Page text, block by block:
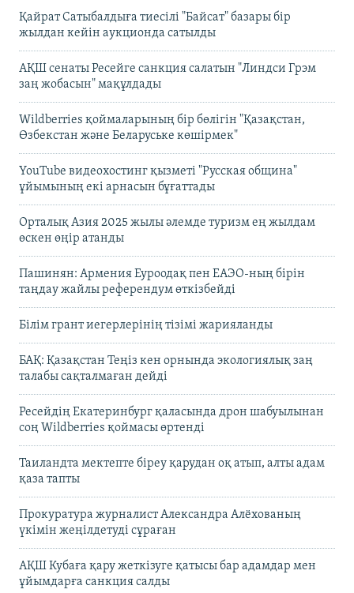
Қайрат Сатыбалдыға тиесілі "Байсат" базары бір
жылдан кейін аукционда сатылды
АҚШ сенаты Ресейге санкция салатын "Линдси Грэм
заң жобасын" мақұлдады
Wildberries қоймаларының бір бөлігін "Қазақстан,
Өзбекстан және Беларуське көшірмек"
YouTube видеохостинг қызметі "Русская община"
ұйымының екі арнасын бұғаттады
Орталық Азия 2025 жылы әлемде туризм ең жылдам
өскен өңір атанды
Пашинян: Армения Еуроодақ пен ЕАЭО-ның бірін
таңдау жайлы референдум өткізбейді
Білім грант иегерлерінің тізімі жарияланды
БАҚ: Қазақстан Теңіз кен орнында экологиялық заң
талабы сақталмаған дейді
Ресейдің Екатеринбург қаласында дрон шабуылынан
соң Wildberries қоймасы өртенді
Таиландта мектепте біреу қарудан оқ атып, алты адам
қаза тапты
Прокуратура журналист Александра Алёхованың
үкімін жеңілдетуді сұраған
АҚШ Кубаға қару жеткізуге қатысы бар адамдар мен
ұйымдарға санкция салды